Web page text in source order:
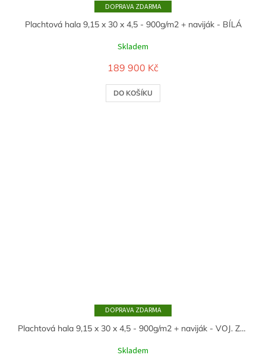
ZDARMA
Plachtová hala 9,15 x 30 x 4,5 - 900g/m2 + naviják - BÍLÁ
Skladem
189 900 Kč
DO KOŠÍKU
ZDARMA
Plachtová hala 9,15 x 30 x 4,5 - 900g/m2 + naviják - VOJ. ZELENÁ
Skladem